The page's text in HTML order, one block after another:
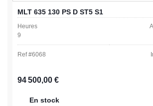
MLT 635 130 PS D ST5 S1
Heures
9
Ref #6068
Prix régulier :
94 500,00 €
En stock